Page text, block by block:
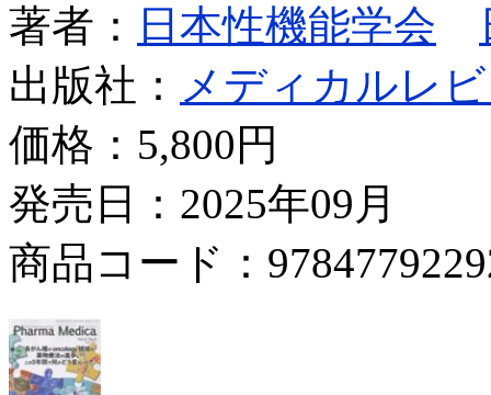
著者：
日本性機能学会
出版社： メディカルレ
価格： 5,800円
発売日：2025年09月
商品コード：